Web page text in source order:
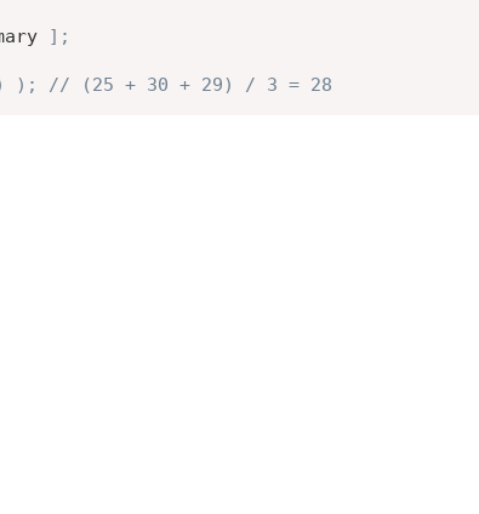
] ;
) ; // (25 + 30 + 29) / 3 = 28